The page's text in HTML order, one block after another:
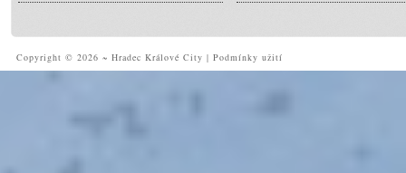
Copyright © 2026 ~ Hradec Králové City | Podmínky užití